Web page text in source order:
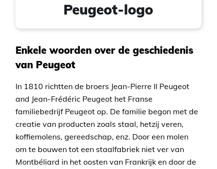
Peugeot-logo
Enkele woorden over de geschiedenis
van Peugeot
In 1810 richtten de broers Jean-Pierre II Peugeot
and Jean-Frédéric Peugeot het Franse
familiebedrijf Peugeot op. De familie begon met de
creatie van producten zoals staal, hetzij veren,
koffiemolens, gereedschap, enz. Door een molen
om te bouwen tot een staalfabriek niet ver van
Montbéliard in het oosten van Frankrijk en door de